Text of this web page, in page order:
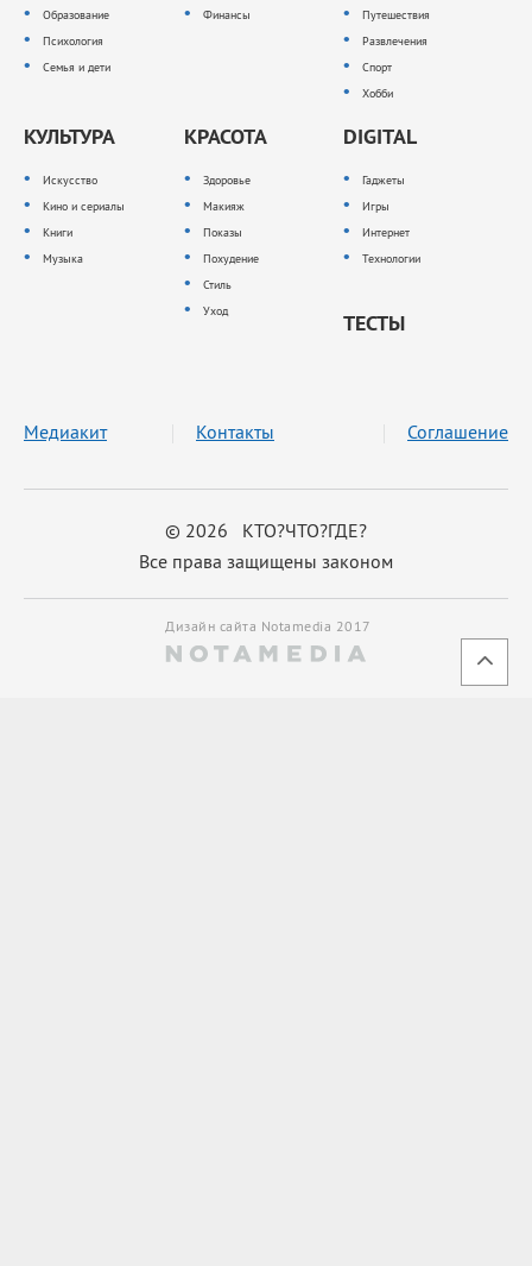
Образование
Психология
Семья и дети
Финансы
Путешествия
Развлечения
Спорт
Хобби
КУЛЬТУРА
Искусство
Кино и сериалы
Книги
Музыка
КРАСОТА
Здоровье
Макияж
Показы
Похудение
Стиль
Уход
DIGITAL
Гаджеты
Игры
Интернет
Технологии
ТЕСТЫ
© 2026 КТО?ЧТО?ГДЕ?
Все права защищены законом
Медиакит Контакты Соглашение
Дизайн сайта Notamedia 2017